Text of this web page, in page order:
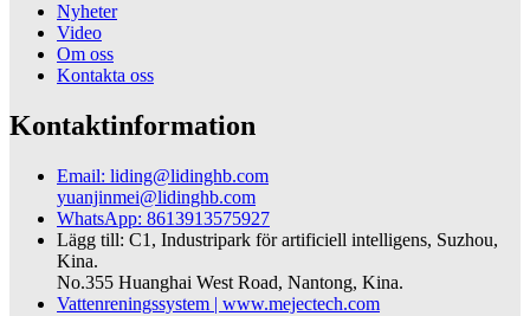
Nyheter
Video
Om oss
Kontakta oss
Kontaktinformation
Email: liding@lidinghb.com
yuanjinmei@lidinghb.com
WhatsApp: 8613913575927
Lägg till: C1, Industripark för artificiell intelligens, Suzhou,
Kina.
No.355 Huanghai West Road, Nantong, Kina.
Vattenreningssystem | www.mejectech.com